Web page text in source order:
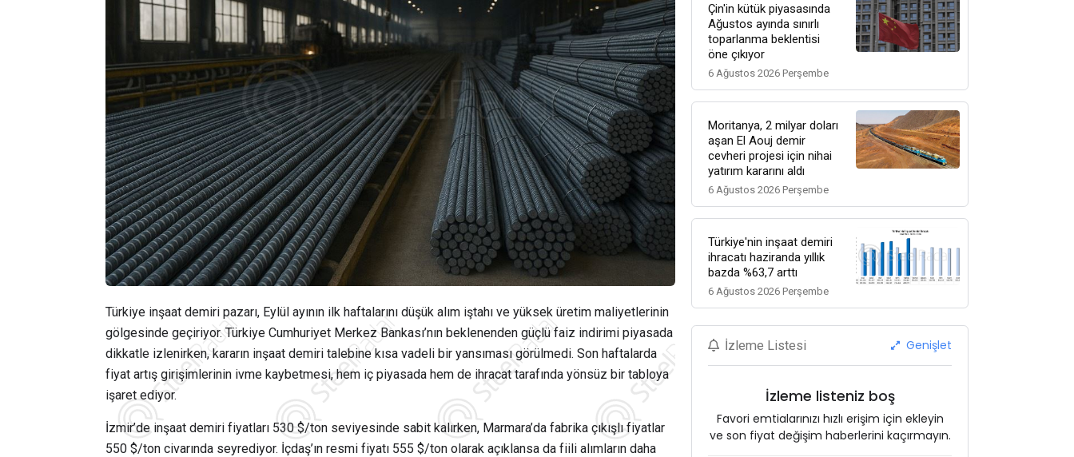
Türkiye inşaat demiri pazarı, Eylül ayının ilk haftalarını düşük alım iştahı ve yüksek üretim maliyetlerinin
gölgesinde geçiriyor. Türkiye Cumhuriyet Merkez Bankası’nın beklenenden güçlü faiz indirimi piyasada
dikkatle izlenirken, kararın inşaat demiri talebine kısa vadeli bir yansıması görülmedi. Son haftalarda
fiyat artış girişimlerinin ivme kaybetmesi, hem iç piyasada hem de ihracat tarafında yönsüz bir tabloya
işaret ediyor.
İzmir’de inşaat demiri fiyatları 530 $/ton seviyesinde sabit kalırken, Marmara’da fabrika çıkışlı fiyatlar
550 $/ton civarında seyrediyor. İçdaş’ın resmi fiyatı 555 $/ton olarak açıklansa da fiili alımların daha
Çin'in kütük piyasasında
Ağustos ayında sınırlı
toparlanma beklentisi
öne çıkıyor
6 Ağustos 2026 Perşembe
Moritanya, 2 milyar doları
aşan El Aouj demir
cevheri projesi için nihai
yatırım kararını aldı
6 Ağustos 2026 Perşembe
Türkiye'nin inşaat demiri
ihracatı haziranda yıllık
bazda %63,7 arttı
6 Ağustos 2026 Perşembe
İzleme Listesi Genişlet
İzleme listeniz boş
Favori emtialarınızı hızlı erişim için ekleyin
ve son fiyat değişim haberlerini kaçırmayın.